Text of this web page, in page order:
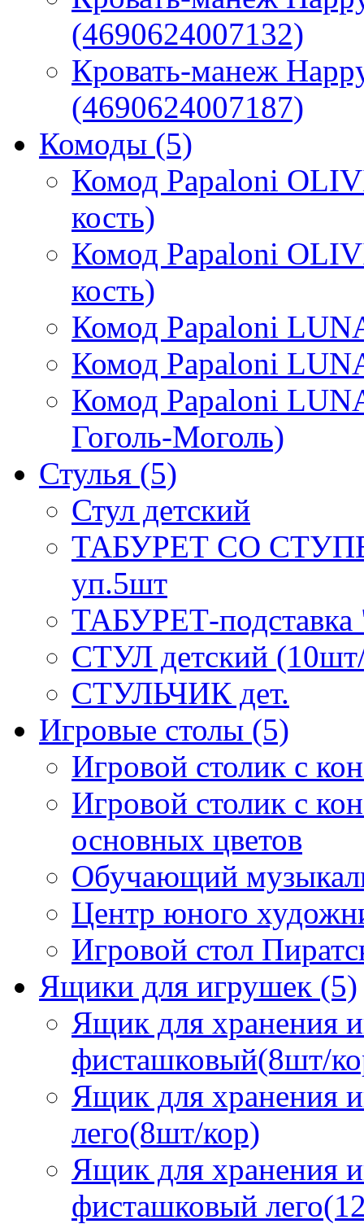
(4690624007132)
Кровать-манеж
(4690624007187)
Комоды (5)
Комод Papaloni
кость)
Комод Papaloni
кость)
Комод Papaloni
Комод Papaloni
Комод Papaloni
Гоголь-Моголь)
Стулья (5)
Стул детский
ТАБУРЕТ СО
уп.5шт
ТАБУРЕТ-
СТУЛ детский
СТУЛЬЧИК дет.
Игровые столы (5)
Игровой столик с
Игровой столик с
основных цветов
Обучающий
Центр юного
Игровой стол
Ящики для игрушек (5)
Ящик для хранения
фисташковый(8шт/
Ящик для хранения
лего(8шт/кор)
Ящик для хранения
фисташковый